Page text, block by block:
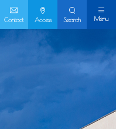
Contact Access Search Menu